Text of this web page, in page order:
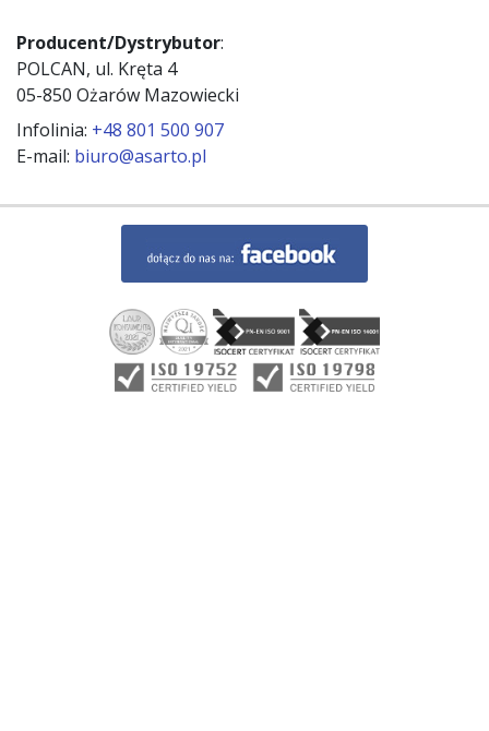
Producent/Dystrybutor:
POLCAN, ul. Kręta 4
05-850 Ożarów Mazowiecki
Infolinia: +48 801 500 907
E-mail: biuro@asarto.pl